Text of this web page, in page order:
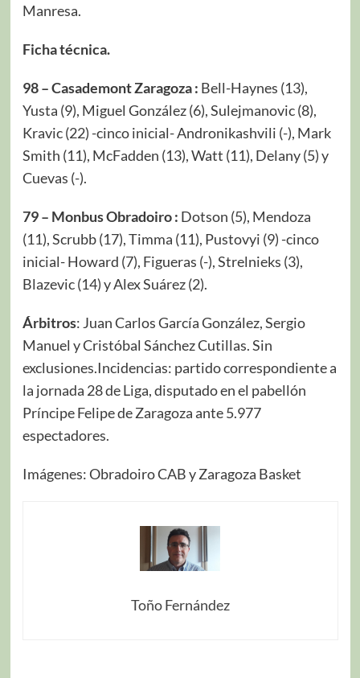
Manresa.
Ficha técnica.
98 – Casademont Zaragoza : Bell-Haynes (13),
Yusta (9), Miguel González (6), Sulejmanovic (8),
Kravic (22) -cinco inicial- Andronikashvili (-), Mark
Smith (11), McFadden (13), Watt (11), Delany (5) y
Cuevas (-).
79 – Monbus Obradoiro : Dotson (5), Mendoza
(11), Scrubb (17), Timma (11), Pustovyi (9) -cinco
inicial- Howard (7), Figueras (-), Strelnieks (3),
Blazevic (14) y Alex Suárez (2).
Árbitros: Juan Carlos García González, Sergio
Manuel y Cristóbal Sánchez Cutillas. Sin
exclusiones.Incidencias: partido correspondiente a
la jornada 28 de Liga, disputado en el pabellón
Príncipe Felipe de Zaragoza ante 5.977
espectadores.
Imágenes: Obradoiro CAB y Zaragoza Basket
Toño Fernández